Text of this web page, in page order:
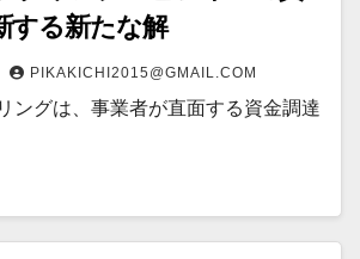
する新たな解
PIKAKICHI2015@GMAIL.COM
ングは、事業者が直面する資金調達